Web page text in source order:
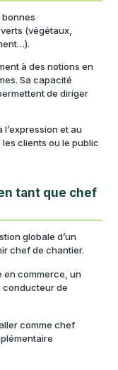
(végétaux,
à des notions en
Sa capacité
de diriger
et au
clients ou le public
tant que chef
globale d’un
chef de chantier.
en commerce, un
conducteur de
comme chef